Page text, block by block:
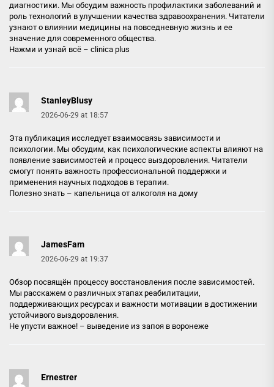
диагностики. Мы обсудим важность профилактики заболеваний и
роль технологий в улучшении качества здравоохранения. Читатели
узнают о влиянии медицины на повседневную жизнь и ее
значение для современного общества.
Нажми и узнай всё – clinica plus
StanleyBlusy
2026-06-29 at 18:57
Эта публикация исследует взаимосвязь зависимости и
психологии. Мы обсудим, как психологические аспекты влияют на
появление зависимостей и процесс выздоровления. Читатели
смогут понять важность профессиональной поддержки и
применения научных подходов в терапии.
Полезно знать – капельница от алкоголя на дому
JamesFam
2026-06-29 at 19:37
Обзор посвящён процессу восстановления после зависимостей.
Мы расскажем о различных этапах реабилитации,
поддерживающих ресурсах и важности мотивации в достижении
устойчивого выздоровления.
Не упусти важное! – выведение из запоя в воронеже
Ernestrer